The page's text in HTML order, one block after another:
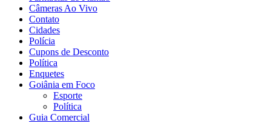
Câmeras Ao Vivo
Contato
Cidades
Polícia
Cupons de Desconto
Política
Enquetes
Goiânia em Foco
Esporte
Política
Guia Comercial